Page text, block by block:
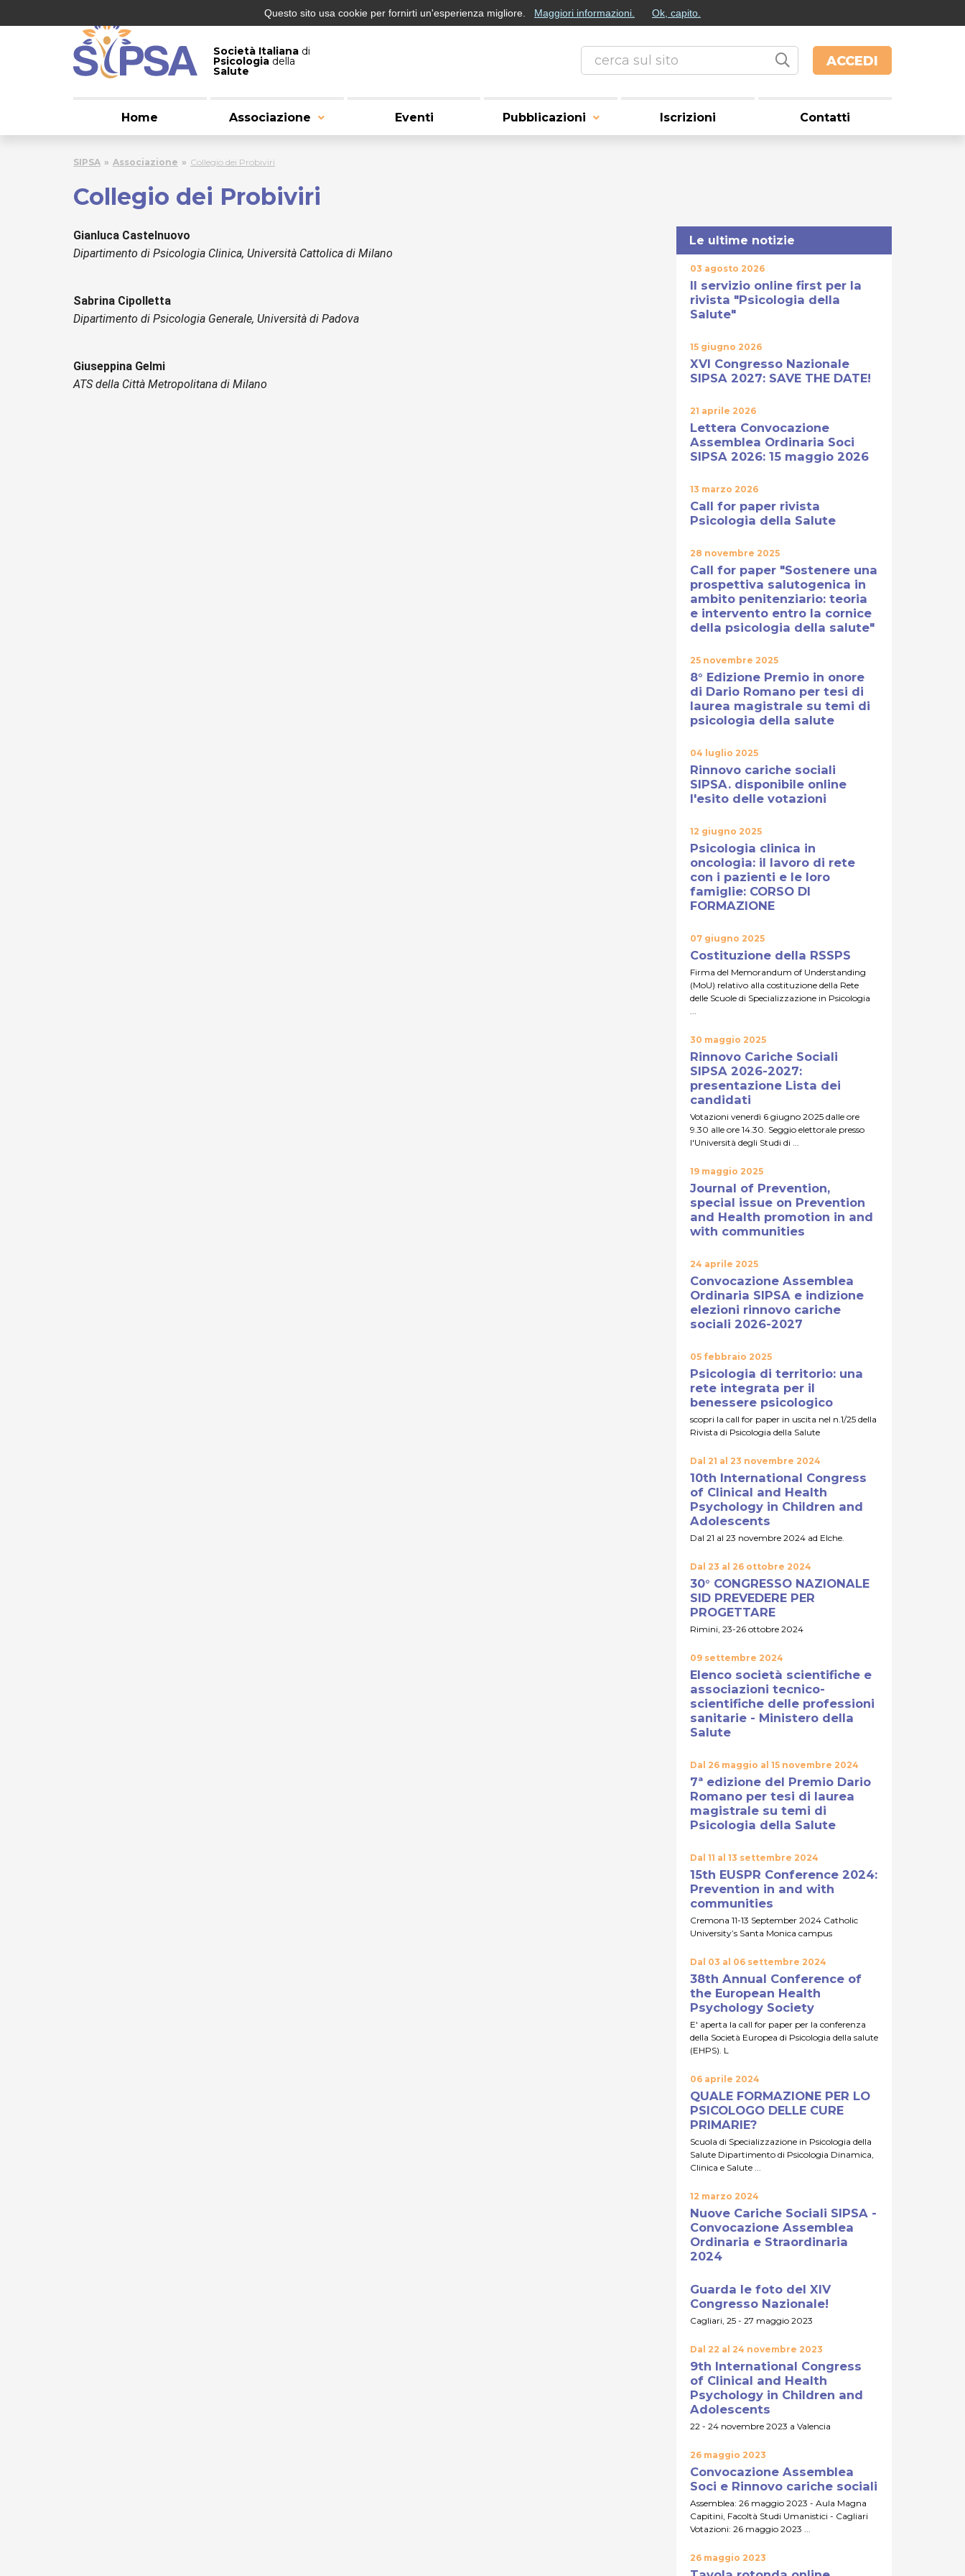
Società Italiana di
Psicologia della
Salute
ACCEDI
Home Associazione Eventi Pubblicazioni Iscrizioni Contatti
SIPSA Associazione Collegio dei Probiviri
Collegio dei Probiviri
Gianluca Castelnuovo
Dipartimento di Psicologia Clinica, Università Cattolica di Milano
Sabrina Cipolletta
Dipartimento di Psicologia Generale, Università di Padova
Giuseppina Gelmi
ATS della Città Metropolitana di Milano
Le ultime notizie
03 agosto 2026
Il servizio online first per la
rivista "Psicologia della
Salute"
15 giugno 2026
XVI Congresso Nazionale
SIPSA 2027: SAVE THE DATE!
21 aprile 2026
Lettera Convocazione
Assemblea Ordinaria Soci
SIPSA 2026: 15 maggio 2026
13 marzo 2026
Call for paper rivista
Psicologia della Salute
28 novembre 2025
Call for paper "Sostenere una
prospettiva salutogenica in
ambito penitenziario: teoria
e intervento entro la cornice
della psicologia della salute"
25 novembre 2025
8° Edizione Premio in onore
di Dario Romano per tesi di
laurea magistrale su temi di
psicologia della salute
04 luglio 2025
Rinnovo cariche sociali
SIPSA. disponibile online
l'esito delle votazioni
12 giugno 2025
Psicologia clinica in
oncologia: il lavoro di rete
con i pazienti e le loro
famiglie: CORSO DI
FORMAZIONE
07 giugno 2025
Costituzione della RSSPS
Firma del Memorandum of Understanding
(MoU) relativo alla costituzione della Rete
delle Scuole di Specializzazione in Psicologia
30 maggio 2025
Rinnovo Cariche Sociali
SIPSA 2026-2027:
presentazione Lista dei
candidati
Votazioni venerdì 6 giugno 2025 dalle ore
9.30 alle ore 14.30. Seggio elettorale presso
l'Università degli Studi di ...
19 maggio 2025
Journal of Prevention,
special issue on Prevention
and Health promotion in and
with communities
24 aprile 2025
Convocazione Assemblea
Ordinaria SIPSA e indizione
elezioni rinnovo cariche
sociali 2026-2027
05 febbraio 2025
Psicologia di territorio: una
rete integrata per il
benessere psicologico
scopri la call for paper in uscita nel n.1/25 della
Rivista di Psicologia della Salute
Dal 21 al 23 novembre 2024
10th International Congress
of Clinical and Health
Psychology in Children and
Adolescents
Dal 21 al 23 novembre 2024 ad Elche.
Dal 23 al 26 ottobre 2024
30° CONGRESSO NAZIONALE
SID PREVEDERE PER
PROGETTARE
Rimini, 23-26 ottobre 2024
09 settembre 2024
Elenco società scientifiche e
associazioni tecnico-
scientifiche delle professioni
sanitarie - Ministero della
Salute
Dal 26 maggio al 15 novembre 2024
7ª edizione del Premio Dario
Romano per tesi di laurea
magistrale su temi di
Psicologia della Salute
Dal 11 al 13 settembre 2024
15th EUSPR Conference 2024:
Prevention in and with
communities
Cremona 11-13 September 2024 Catholic
University’s Santa Monica campus
Dal 03 al 06 settembre 2024
38th Annual Conference of
the European Health
Psychology Society
E' aperta la call for paper per la conferenza
della Società Europea di Psicologia della salute
(EHPS). L
06 aprile 2024
QUALE FORMAZIONE PER LO
PSICOLOGO DELLE CURE
PRIMARIE?
Scuola di Specializzazione in Psicologia della
Salute Dipartimento di Psicologia Dinamica,
Clinica e Salute ...
12 marzo 2024
Nuove Cariche Sociali SIPSA -
Convocazione Assemblea
Ordinaria e Straordinaria
2024
Guarda le foto del XIV
Congresso Nazionale!
Cagliari, 25 - 27 maggio 2023
Dal 22 al 24 novembre 2023
9th International Congress
of Clinical and Health
Psychology in Children and
Adolescents
22 - 24 novembre 2023 a Valencia
26 maggio 2023
Convocazione Assemblea
Soci e Rinnovo cariche sociali
Assemblea: 26 maggio 2023 - Aula Magna
Capitini, Facoltà Studi Umanistici - Cagliari
Votazioni: 26 maggio 2023 ...
26 maggio 2023
Questo sito usa cookie per fornirti un'esperienza migliore. Maggiori informazioni. Ok, capito.